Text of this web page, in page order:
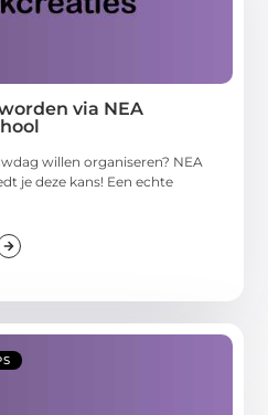
via NEA
willen organiseren? NEA
je deze kans! Een echte